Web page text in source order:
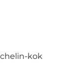
kok